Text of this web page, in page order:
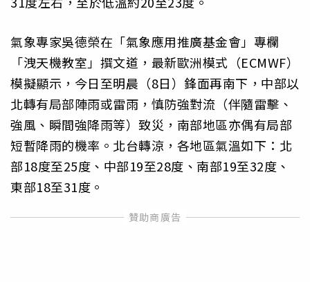
氣象專家吳德榮在「氣象應用推廣基金會」專欄
「洩天機教室」撰文道，最新歐洲模式（ECMWF）
模擬顯示，今日至明晨（8日）鋒面再南下，中部以
北轉有局部陣雨或雷雨，慎防強對流（伴隨雷擊、
強風、瞬間強降雨等）致災，南部地區亦偶有局部
短暫降雨的機率。北台轉涼，各地區氣溫如下：北
部18度至25度、中部19至28度、南部19至32度、
東部18至31度。